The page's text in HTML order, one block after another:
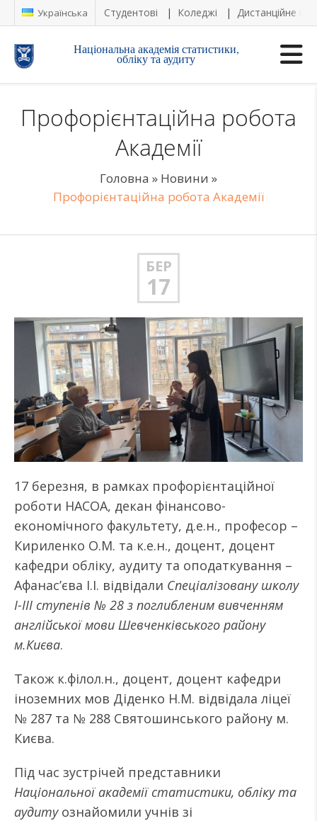
Українська Студентові Коледжі Дистанційне
Національна академія статистики,
обліку та аудиту
Профорієнтаційна робота
Академії
Головна » Новини »
Профорієнтаційна робота Академії
БЕР
17
17 березня, в рамках профорієнтаційної
роботи НАСОА, декан фінансово-
економічного факультету, д.е.н., професор –
Кириленко О.М. та к.е.н., доцент, доцент
кафедри обліку, аудиту та оподаткування –
Афанас’єва І.І. відвідали Спеціалізовану школу
I-III ступенів № 28 з поглибленим вивченням
англійської мови Шевченківського району
м.Києва.
Також к.філол.н., доцент, доцент кафедри
іноземних мов Діденко Н.М. відвідала ліцеї
№ 287 та № 288 Святошинського району м.
Києва.
Під час зустрічей представники
Національної академії статистики, обліку та
аудитуознайомили учнів зі